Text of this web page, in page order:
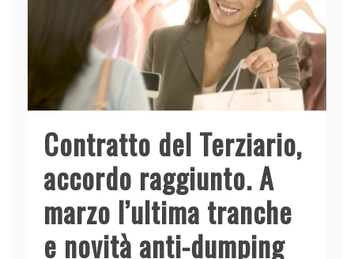
Contratto del Terziario,
accordo raggiunto. A
marzo l’ultima tranche
e novità anti-dumping